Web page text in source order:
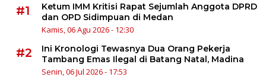
#1
Ketum IMM Kritisi Rapat Sejumlah Anggota DPRD
dan OPD Sidimpuan di Medan
Kamis, 06 Agu 2026 - 12:30
#2
Ini Kronologi Tewasnya Dua Orang Pekerja
Tambang Emas Ilegal di Batang Natal, Madina
Senin, 06 Jul 2026 - 17:53